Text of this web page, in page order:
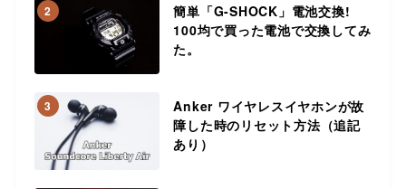
2
簡単「G-SHOCK」電池交換!
100均で買った電池で交換してみ
た。
3
Anker ワイヤレスイヤホンが故
障した時のリセット方法（追記
あり）